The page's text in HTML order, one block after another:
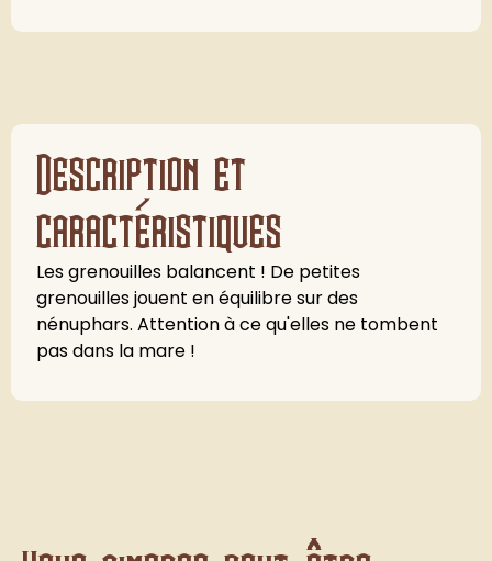
Description et
caractéristiques
Les grenouilles balancent ! De petites
grenouilles jouent en équilibre sur des
nénuphars. Attention à ce qu'elles ne tombent
pas dans la mare !